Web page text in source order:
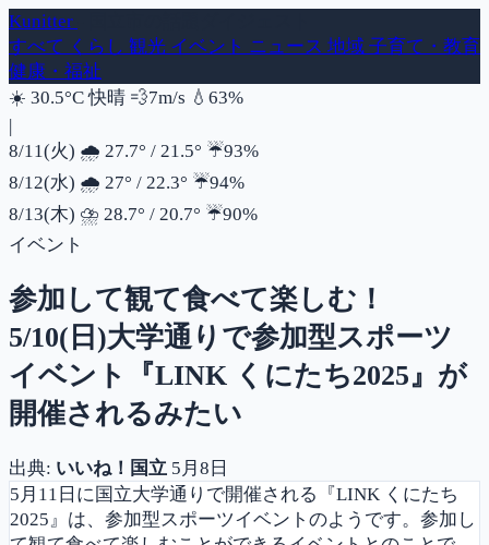
Kunitter
すべて くらし 観光 イベント ニュース 地域 子育て・教育
健康・福祉
☀️ 30.5°C 快晴 💨風速
7m/s 💧 湿度
63%
|
8/11(火) 🌧️ 27.7° / 21.5° ☔降水確率
93%
8/12(水) 🌧️ 27° / 22.3° ☔降水確率
94%
8/13(木) ⛈️ 28.7° / 20.7° ☔降水確率
90%
イベント
参加して観て食べて楽しむ！
5/10(日)大学通りで参加型スポーツ
イベント『LINK くにたち2025』が
開催されるみたい
出典: いいね！国立 5月8日
5月11日に国立大学通りで開催される『LINK くにたち
2025』は、参加型スポーツイベントのようです。参加し